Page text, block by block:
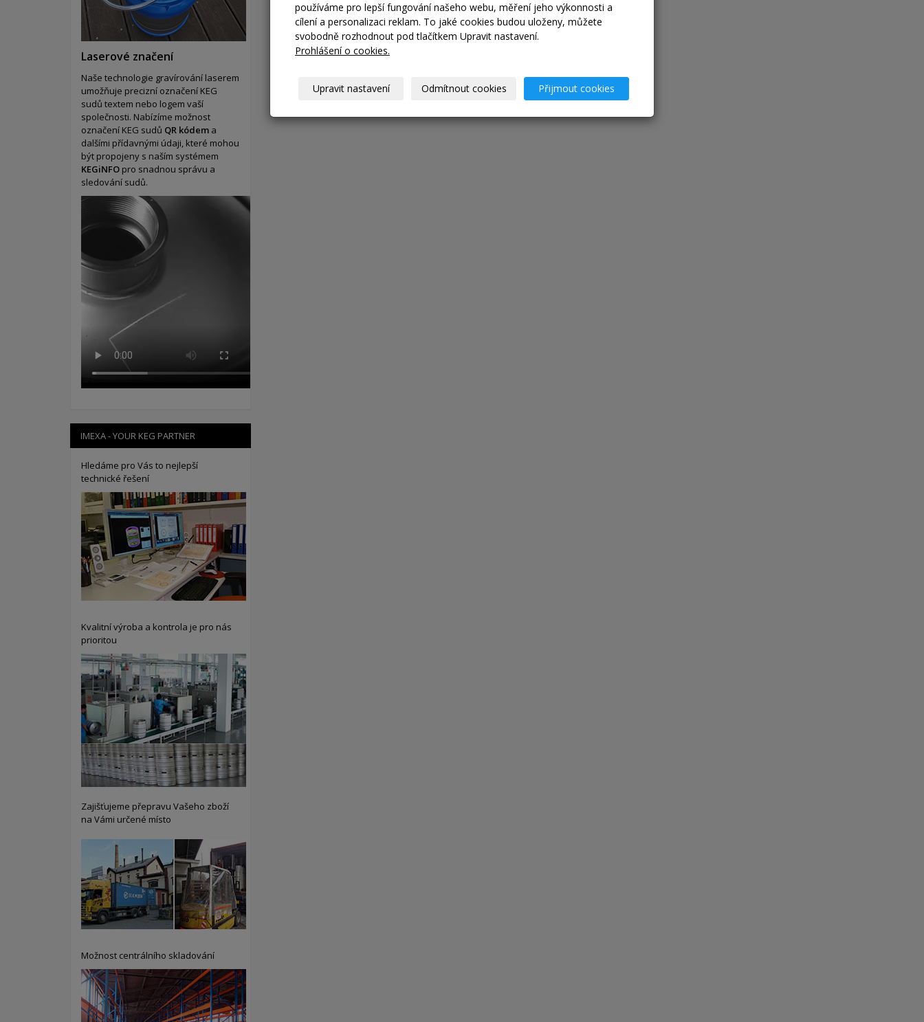
Laserové značení
Naše technologie gravírování laserem
umožňuje precizní označení KEG
sudů textem nebo logem vaší
společnosti. Nabízíme možnost
označení KEG sudů QR kódem a
dalšími přídavnými údaji, které mohou
být propojeny s naším systémem
KEGiNFO pro snadnou správu a
sledování sudů.
IMEXA - YOUR KEG PARTNER
Hledáme pro Vás to nejlepší
technické řešení
Kvalitní výroba a kontrola je pro nás
prioritou
Zajišťujeme přepravu Vašeho zboží
na Vámi určené místo
Možnost centrálního skladování
používáme pro lepší fungování našeho webu, měření jeho výkonnosti a
cílení a personalizaci reklam. To jaké cookies budou uloženy, můžete
svobodně rozhodnout pod tlačítkem Upravit nastavení.
Prohlášení o cookies.
Upravit nastavení Odmítnout cookies Přijmout cookies